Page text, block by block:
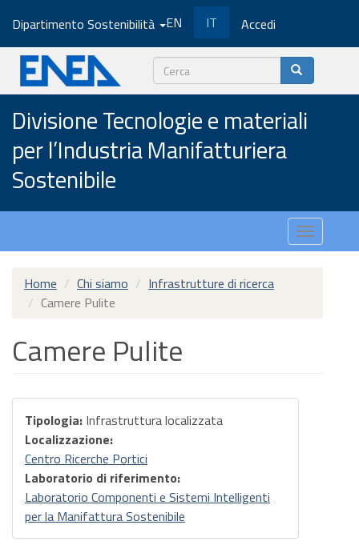
contenuto
principale
Dipartimento Sostenibilità EN IT Accedi
Cerca
Divisione Tecnologie e materiali
per l’Industria Manifatturiera
Sostenibile
Toggle
Home
Chi siamo
Infrastrutture di ricerca
Camere Pulite
Camere Pulite
Tipologia: Infrastruttura localizzata
Localizzazione:
Centro Ricerche Portici
Laboratorio di riferimento:
Laboratorio Componenti e Sistemi Intelligenti
per la Manifattura Sostenibile